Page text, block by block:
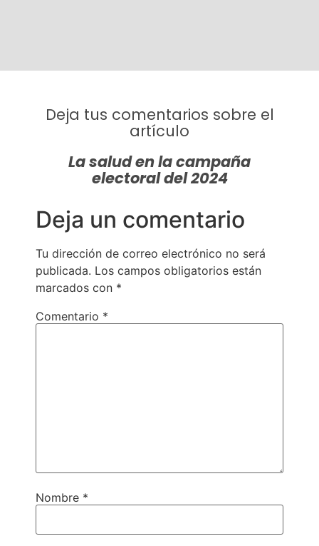
Deja tus comentarios sobre el
artículo
La salud en la campaña
electoral del 2024
Deja un comentario
Tu dirección de correo electrónico no será
publicada. Los campos obligatorios están
marcados con *
Comentario *
Nombre *